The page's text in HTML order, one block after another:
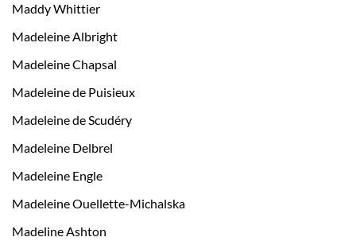
Maddy Whittier
Madeleine Albright
Madeleine Chapsal
Madeleine de Puisieux
Madeleine de Scudéry
Madeleine Delbrel
Madeleine Engle
Madeleine Ouellette-Michalska
Madeline Ashton